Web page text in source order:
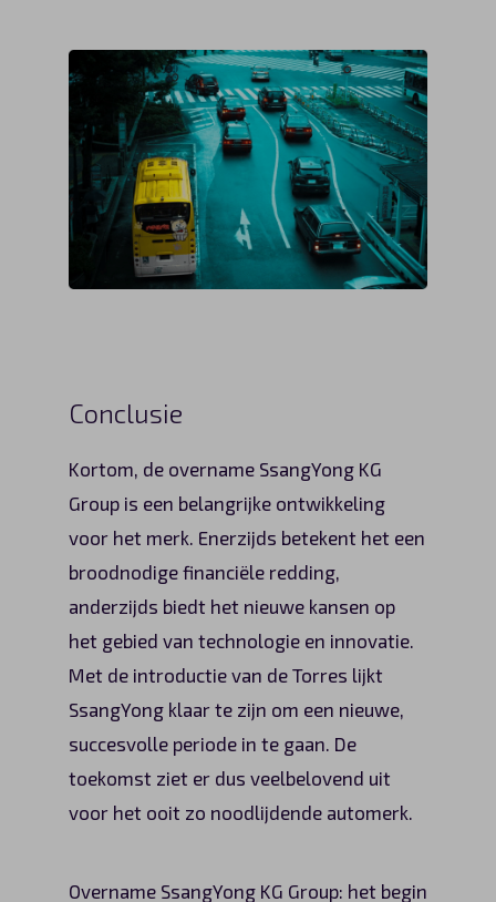
Conclusie
Kortom, de overname SsangYong KG
Group is een belangrijke ontwikkeling
voor het merk. Enerzijds betekent het een
broodnodige financiële redding,
anderzijds biedt het nieuwe kansen op
het gebied van technologie en innovatie.
Met de introductie van de Torres lijkt
SsangYong klaar te zijn om een nieuwe,
succesvolle periode in te gaan. De
toekomst ziet er dus veelbelovend uit
voor het ooit zo noodlijdende automerk.
Overname SsangYong KG Group: het begin